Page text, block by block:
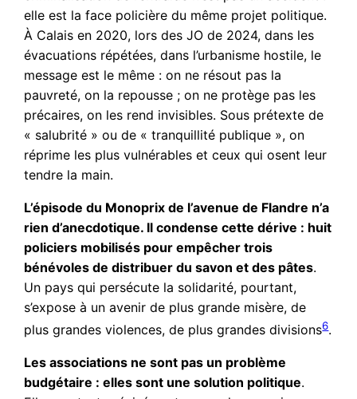
elle est la face policière du même projet politique.
À Calais en 2020, lors des JO de 2024, dans les
évacuations répétées, dans l’urbanisme hostile, le
message est le même : on ne résout pas la
pauvreté, on la repousse ; on ne protège pas les
précaires, on les rend invisibles. Sous prétexte de
« salubrité » ou de « tranquillité publique », on
réprime les plus vulnérables et ceux qui osent leur
tendre la main.
L’épisode du Monoprix de l’avenue de Flandre n’a
rien d’anecdotique. Il condense cette dérive : huit
policiers mobilisés pour empêcher trois
bénévoles de distribuer du savon et des pâtes.
Un pays qui persécute la solidarité, pourtant,
s’expose à un avenir de plus grande misère, de
plus grandes violences, de plus grandes divisions6.
Les associations ne sont pas un problème
budgétaire : elles sont une solution politique.